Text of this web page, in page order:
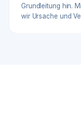
Grundleitung hin.
wir Ursache und